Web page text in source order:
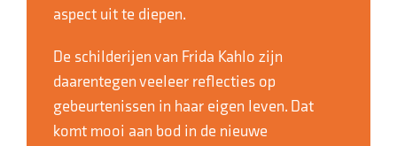
aspect uit te diepen.
De schilderijen van Frida Kahlo zijn
daarentegen veeleer reflecties op
gebeurtenissen in haar eigen leven. Dat
komt mooi aan bod in de nieuwe